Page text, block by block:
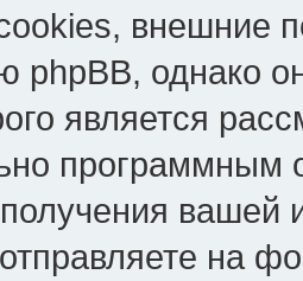
внешние
phpBB, однако
является
программным
получения
на